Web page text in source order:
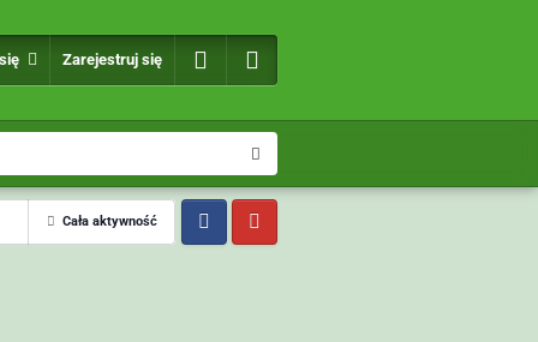
Zarejestruj się
Cała aktywność